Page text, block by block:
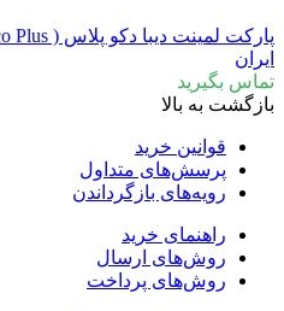
ایران
تماس بگیرید
بازگشت به بالا
قوانین خرید
پرسش‌های متداول
رویه‌های بازگرداندن
راهنمای خرید
روش‌های ارسال
روش‌های پرداخت